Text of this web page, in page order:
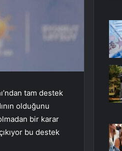
tam destek
olduğunu
bir karar
bu destek